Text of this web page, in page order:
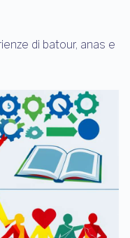
di batour, anas e